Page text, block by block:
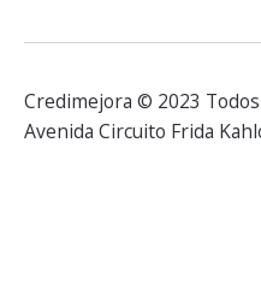
Credimejora © 2023
Avenida Circuito Frida